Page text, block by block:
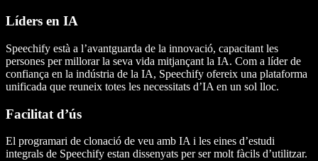
Líders en IA
Speechify està a l’avantguarda de la innovació, capacitant les
persones per millorar la seva vida mitjançant la IA. Com a líder de
confiança en la indústria de la IA, Speechify ofereix una plataforma
unificada que reuneix totes les necessitats d’IA en un sol lloc.
Facilitat d’ús
El programari de clonació de veu amb IA i les eines d’estudi
integrals de Speechify estan dissenyats per ser molt fàcils d’utilitzar.